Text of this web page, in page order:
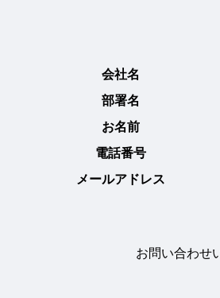
会社名
部署名
お名前
電話番号
メールアドレス
お問い合わせ